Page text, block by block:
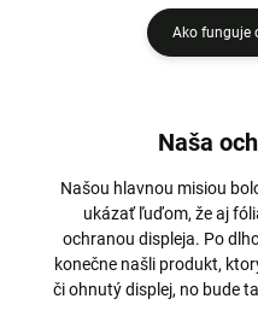
Ako funguje
Naša
Našou hlavnou misiou
ukázať ľuďom, že aj
ochranou displeja. Po
konečne našli produkt,
či ohnutý displej, no bude